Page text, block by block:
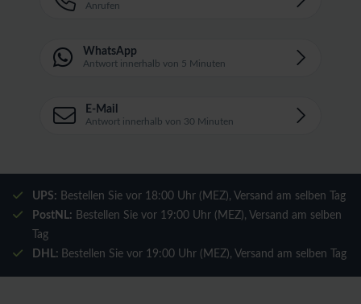
Anrufen
WhatsApp
Antwort innerhalb von 5 Minuten
E-Mail
Antwort innerhalb von 30 Minuten
UPS: Bestellen Sie vor 18:00 Uhr (MEZ), Versand am selben Tag
PostNL: Bestellen Sie vor 19:00 Uhr (MEZ), Versand am selben
Tag
DHL: Bestellen Sie vor 19:00 Uhr (MEZ), Versand am selben Tag